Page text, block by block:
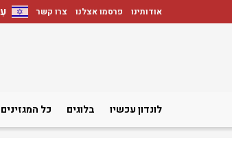
אודותינו פרסמו אצלנו צרו קשר
לונדון עכשיו בלוגים כל המגזינים